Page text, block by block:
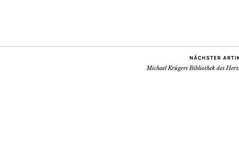
NÄCHSTER
Michael Krügers Bibliothek des